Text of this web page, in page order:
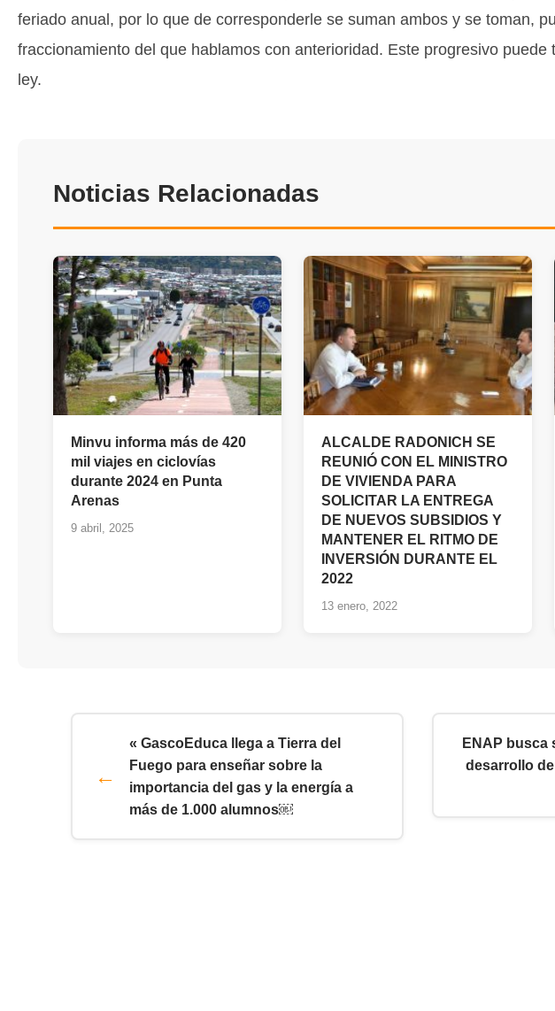
feriado anual, por lo que de corresponderle se suman ambos y se toman,
fraccionamiento del que hablamos con anterioridad. Este progresivo
ley.
Noticias Relacionadas
Minvu informa más de 420
mil viajes en ciclovías
durante 2024 en Punta
Arenas
9 abril, 2025
ALCALDE RADONICH SE
REUNIÓ CON EL MINISTRO
DE VIVIENDA PARA
SOLICITAR LA ENTREGA
DE NUEVOS SUBSIDIOS Y
MANTENER EL RITMO DE
INVERSIÓN DURANTE EL
2022
13 enero, 2022
« GascoEduca llega a Tierra del
Fuego para enseñar sobre la
importancia del gas y la energía a
más de 1.000 alumnos￼
ENAP busca
desarrollo